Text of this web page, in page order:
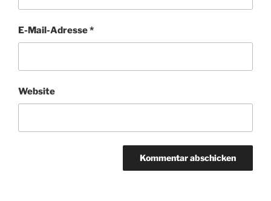
E-Mail-Adresse*
Website